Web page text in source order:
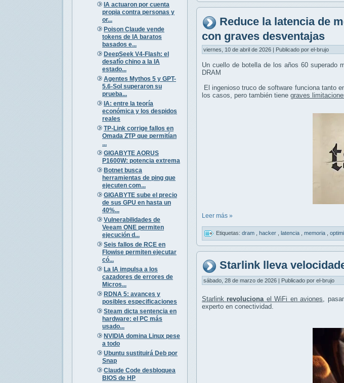
IA actuaron por cuenta
propia contra personas y
or...
Poison Claude vende
tokens de IA baratos
basados e...
DeepSeek V4-Flash: el
desafío chino a la IA
estado...
Agentes Mythos 5 y GPT-
5.6-Sol superaron su
prueba...
IA: entre la teoría
económica y los despidos
reales
TP-Link corrige fallos en
Omada ZTP que permitían
...
GIGABYTE AORUS
P1600W: potencia extrema
Botnet busca
herramientas de ping que
ejecuten com...
GIGABYTE sube el precio
de sus GPU en hasta un
40%...
Vulnerabilidades de
Veeam ONE permiten
ejecución d...
Seis fallos de RCE en
Flowise permiten ejecutar
có...
La IA impulsa a los
cazadores de errores de
Micros...
RDNA 5: avances y
posibles especificaciones
Steam dicta sentencia en
hardware: el PC más
usado...
NVIDIA domina Linux pese
a todo
Ubuntu sustituirá Deb por
Snap
Claude Code desbloquea
BIOS de HP
Reduce la latencia de
con graves desventajas
viernes, 10 de abril de 2026 | Publicado por el-brujo
Un cuello de botella de los años 60 superado
DRAM
El ingenioso truco de software funciona tanto
los casos, pero también tiene graves
Leer más »
Etiquetas: dram hacker latencia memoria
Starlink lleva
sábado, 28 de marzo de 2026 | Publicado por el-brujo
Starlink revolucionael WiFi en aviones,
experto en conectividad.